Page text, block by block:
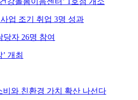
업 조기 취업 3명 성과
자 26명 참여
개최
비와 친환경 가치 확산 나선다